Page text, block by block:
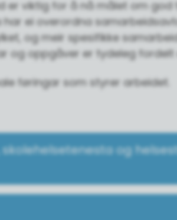
er viktig for å nå målet om god
har ei overordna
og meir spesifikke
og oppgåver er tydeleg fordelt
føringar som styrer arbeidet.
og